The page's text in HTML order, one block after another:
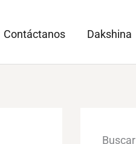
Contáctanos Dakshina
Buscar